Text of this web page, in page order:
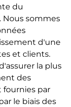
du
Nous sommes
d'une
et clients.
la plus
des
fournies par
le biais des